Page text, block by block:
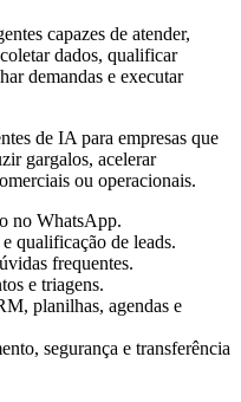
capazes de atender,
dados, qualificar
demandas e executar
de IA para empresas que
gargalos, acelerar
ou operacionais.
no WhatsApp.
qualificação de leads.
frequentes.
e triagens.
planilhas, agendas e
segurança e transferência